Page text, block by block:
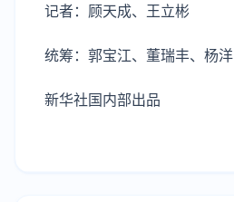
记者：顾天成、王立彬
统筹：郭宝江、董瑞丰、杨洋
新华社国内部出品